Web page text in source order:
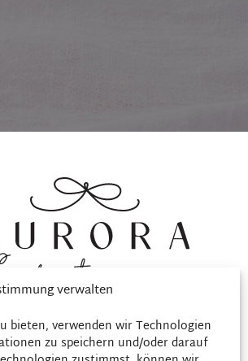
verwalten
bieten, verwenden wir Technologien
zu speichern und/oder darauf